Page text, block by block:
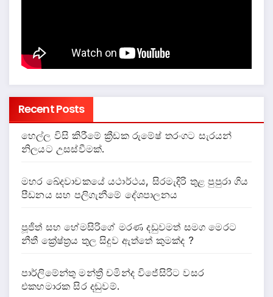
Recent Posts
හෙල්ල විසි කිරීමේ ක්‍රීඩක රුමේෂ් තරංගට සැරයන්
නිලයට උසස්වීමක්.
මහර ඛේදවාචකයේ යථාර්ථය, සිරමැදිරි තුළ පුපුරා ගිය
පීඩනය සහ පලිගැනීමේ දේශපාලනය
පූජිත් සහ හේමසිරිගේ මරණ දඩුවමත් සමග මෙරට
නීතී ක්‍රේෂ්ත්‍රය තුල සිදුව ඇත්තේ කුමක්ද ?
පාර්ලිමේන්තු මන්ත්‍රී චමින්ද විජේසිරිට වසර
එකහමාරක සිර දඬුවම්.